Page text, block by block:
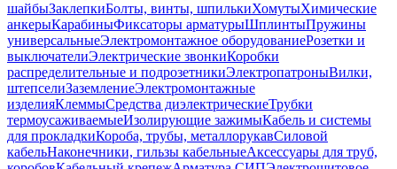
шайбыЗаклепкиБолты, винты, шпилькиХомутыХимические
анкерыКарабиныФиксаторы арматурыШплинтыПружины
универсальныеЭлектромонтажное оборудованиеРозетки и
выключателиЭлектрические звонкиКоробки
распределительные и подрозетникиЭлектропатроныВилки,
штепселиЗаземлениеЭлектромонтажные
изделияКлеммыСредства диэлектрическиеТрубки
термоусаживаемыеИзолирующие зажимыКабель и системы
для прокладкиКороба, трубы, металлорукавСиловой
кабельНаконечники, гильзы кабельныеАксессуары для труб,